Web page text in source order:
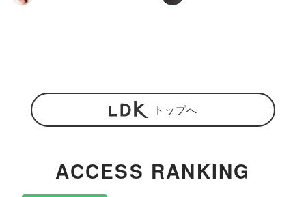
トップへ
ACCESS RANKING